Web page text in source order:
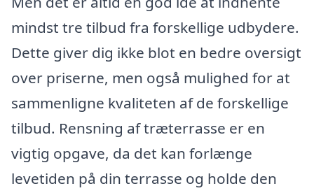
mindst tre tilbud fra forskellige udbydere.
Dette giver dig ikke blot en bedre oversigt
over priserne, men også mulighed for at
sammenligne kvaliteten af de forskellige
tilbud. Rensning af træterrasse er en
vigtig opgave, da det kan forlænge
levetiden på din terrasse og holde den